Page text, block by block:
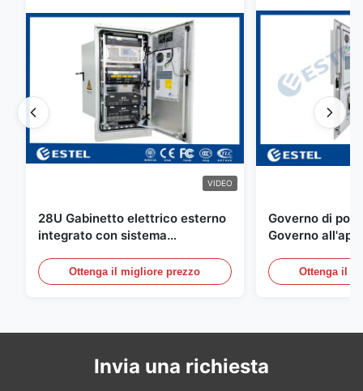
VIDEO
28U Gabinetto elettrico esterno
integrato con sistema
Ottenga il migliore prezzo
Governo di
Governo
sensore
della porta
Ottenga il
Invia una richiesta